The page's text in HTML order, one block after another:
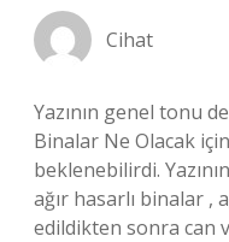
Cihat
Yazının genel tonu
Binalar Ne Olacak
beklenebilirdi.
ağır hasarlı binalar ,
edildikten sonra can